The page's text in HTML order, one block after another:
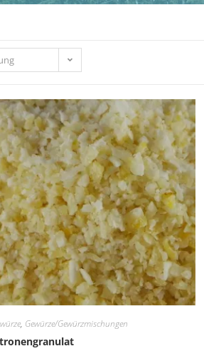
, Gewürze/Gewürzmischungen